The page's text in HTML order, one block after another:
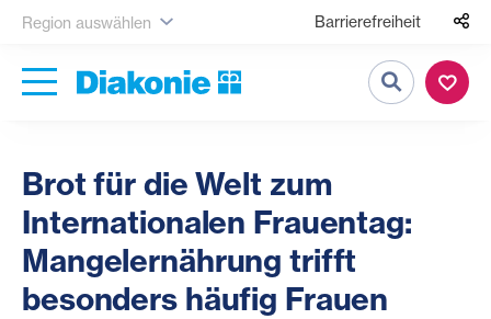
Region auswählen Barrierefreiheit
Suche
Brot für die Welt zum
Internationalen Frauentag:
Mangelernährung trifft
besonders häufig Frauen